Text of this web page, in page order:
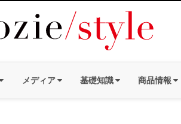
メディア 基礎知識 商品情報